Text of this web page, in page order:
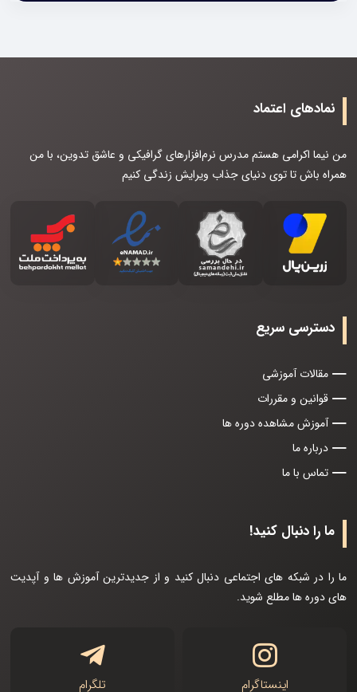
نمادهای اعتماد
من نیما اکرامی هستم مدرس نرم‌افزارهای گرافیکی و عاشق تدوین، با من
همراه باش تا توی دنیای جذاب ویرایش زندگی کنیم
دسترسی سریع
مقالات آموزشی
قوانین و مقررات
آموزش مشاهده دوره ها
درباره ما
تماس با ما
ما را دنبال کنید!
ما را در شبکه های اجتماعی دنبال کنید و از جدیدترین آموزش ها و آپدیت
های دوره ها مطلع شوید.
اینستاگرام تلگرام